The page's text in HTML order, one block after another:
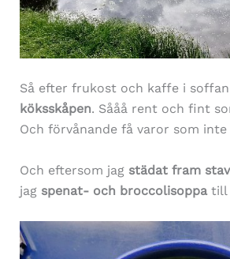
Så efter frukost och kaffe i
köksskåpen. Sååå rent och fint
Och förvånande få varor som inte
Och eftersom jag städat fram
jag spenat- och broccolisoppatill